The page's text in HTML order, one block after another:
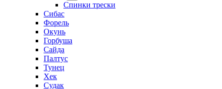
Спинки трески
Сибас
Форель
Окунь
Горбуша
Сайда
Палтус
Тунец
Хек
Судак